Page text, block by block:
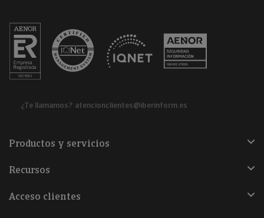
¿Te llamamos? atencionclientes@iberinform.es
Productos y servicios
Recursos
Acceso clientes